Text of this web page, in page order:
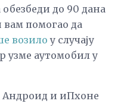
до 90 дана
вам помогао да
возилоу случају
узме аутомобил у
Андроид и иПхоне